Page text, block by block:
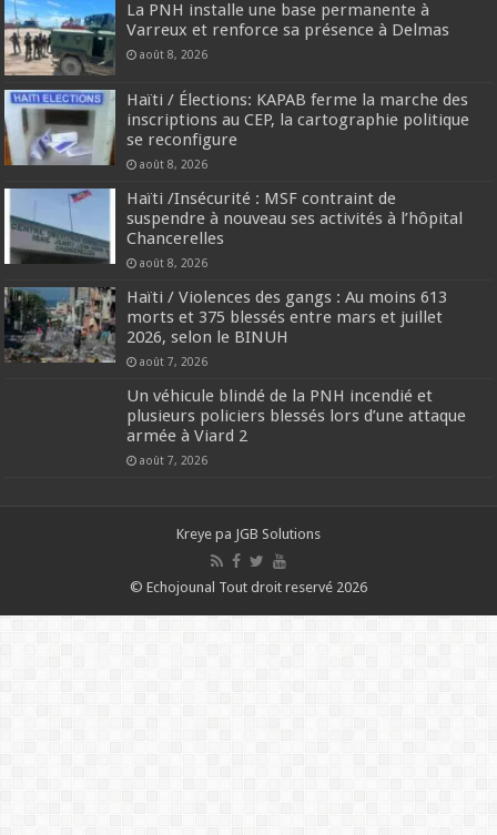
La PNH installe une base permanente à
Varreux et renforce sa présence à Delmas
août 8, 2026
Haïti / Élections: KAPAB ferme la marche des
inscriptions au CEP, la cartographie politique
se reconfigure
août 8, 2026
Haïti /Insécurité : MSF contraint de
suspendre à nouveau ses activités à l’hôpital
Chancerelles
août 8, 2026
Haïti / Violences des gangs : Au moins 613
morts et 375 blessés entre mars et juillet
2026, selon le BINUH
août 7, 2026
Un véhicule blindé de la PNH incendié et
plusieurs policiers blessés lors d’une attaque
armée à Viard 2
août 7, 2026
Kreye pa JGB Solutions
© Echojounal Tout droit reservé 2026